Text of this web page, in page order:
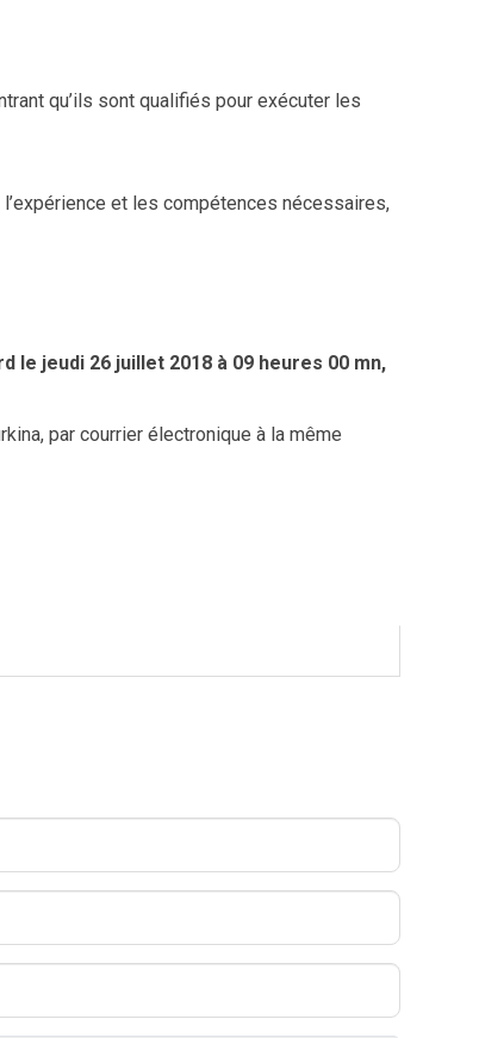
qu’ils sont qualifiés pour exécuter les
et les compétences nécessaires,
le jeudi 26 juillet 2018 à 09 heures 00 mn,
par courrier électronique à la même